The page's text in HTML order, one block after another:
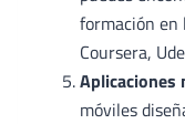
formación en
Coursera,
Aplicaciones
móviles